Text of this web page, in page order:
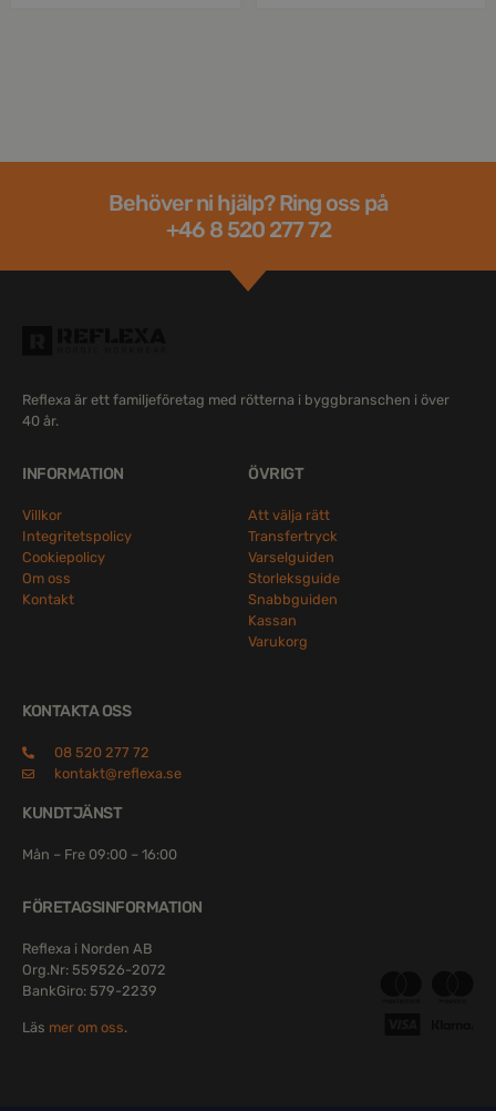
Behöver ni hjälp? Ring oss på
+46 8 520 277 72
Reflexa är ett familjeföretag med rötterna i byggbranschen i över
40 år.
INFORMATION
Villkor
Integritetspolicy
Cookiepolicy
Om oss
Kontakt
ÖVRIGT
Att välja rätt
Transfertryck
Varselguiden
Storleksguide
Snabbguiden
Kassan
Varukorg
KONTAKTA OSS
08 520 277 72
kontakt@reflexa.se
KUNDTJÄNST
Mån – Fre 09:00 – 16:00
FÖRETAGSINFORMATION
Reflexa i Norden AB
Org.Nr: 559526-2072
BankGiro: 579-2239
Läs mer om oss.